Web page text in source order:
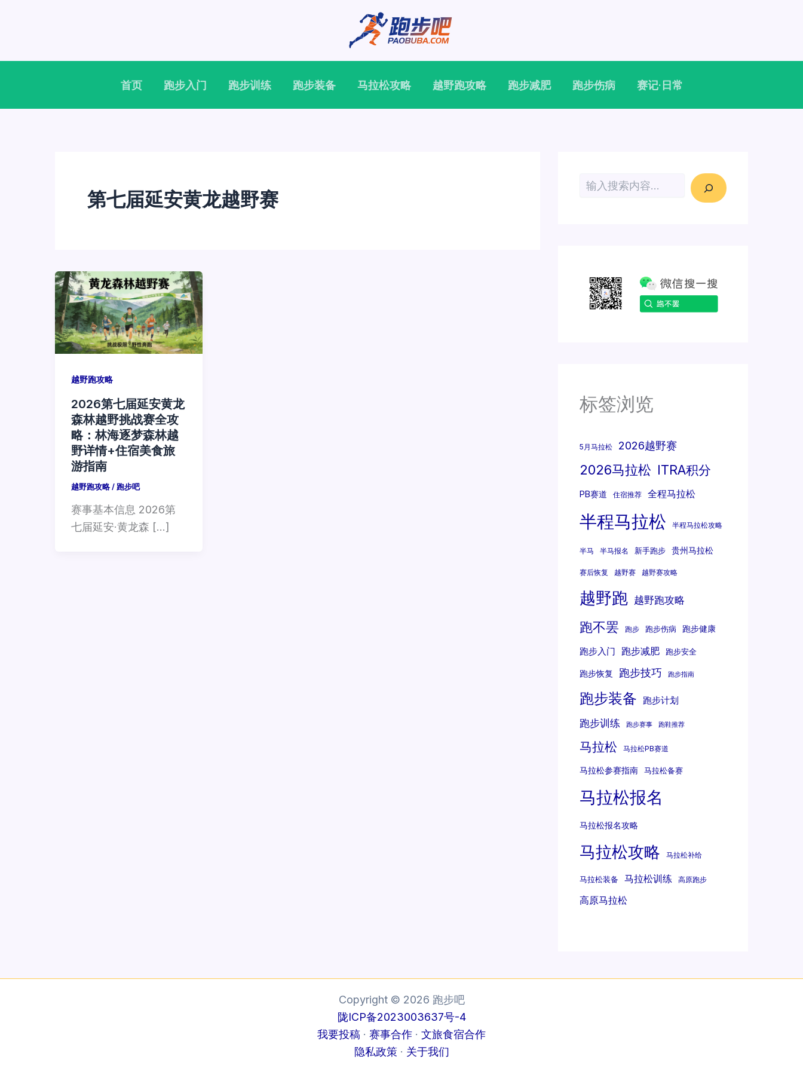
容
首页
跑步入门 跑步训练 跑步装备 马拉松攻略 越野跑攻略 跑步减肥 跑步伤病 赛记·日常
第七届延安黄龙越野赛
越野跑攻略
2026第七届延安黄龙
森林越野挑战赛全攻
略：林海逐梦森林越
野详情+住宿美食旅
游指南
越野跑攻略/ 跑步吧
赛事基本信息 2026第
七届延安·黄龙森 […]
搜索
标签浏览
5月马拉松 2026越野赛
2026马拉松 ITRA积分
PB赛道 住宿推荐 全程马拉松
半程马拉松 半程马拉松攻略
半马 半马报名 新手跑步 贵州马拉松
赛后恢复 越野赛 越野赛攻略
越野跑 越野跑攻略
跑不罢 跑步 跑步伤病 跑步健康
跑步入门 跑步减肥 跑步安全
跑步恢复 跑步技巧 跑步指南
跑步装备 跑步计划
跑步训练 跑步赛事 跑鞋推荐
马拉松 马拉松PB赛道
马拉松参赛指南 马拉松备赛
马拉松报名
马拉松报名攻略
马拉松攻略 马拉松补给
马拉松装备 马拉松训练 高原跑步
高原马拉松
Copyright © 2026 跑步吧
陇ICP备2023003637号-4
我要投稿 · 赛事合作 · 文旅食宿合作
隐私政策· 关于我们